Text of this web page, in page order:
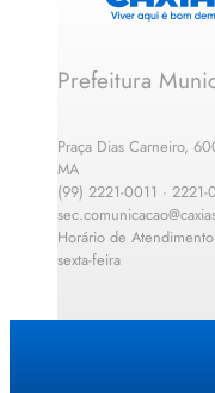
Prefeitura
Praça Dias Carneiro,
MA
(99) 2221-0011 ·
Horário de
sexta-feira